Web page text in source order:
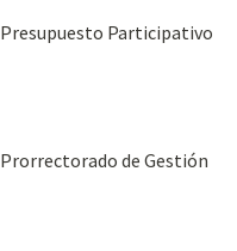
Presupuesto Participativo
Prorrectorado de Gestión